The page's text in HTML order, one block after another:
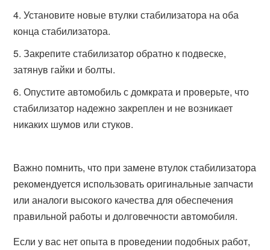
Установите новые втулки стабилизатора на оба
конца стабилизатора.
Закрепите стабилизатор обратно к подвеске,
затянув гайки и болты.
Опустите автомобиль с домкрата и проверьте, что
стабилизатор надежно закреплен и не возникает
никаких шумов или стуков.
Важно помнить, что при замене втулок стабилизатора
рекомендуется использовать оригинальные запчасти
или аналоги высокого качества для обеспечения
правильной работы и долговечности автомобиля.
Если у вас нет опыта в проведении подобных работ,